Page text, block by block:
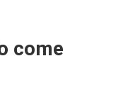
come